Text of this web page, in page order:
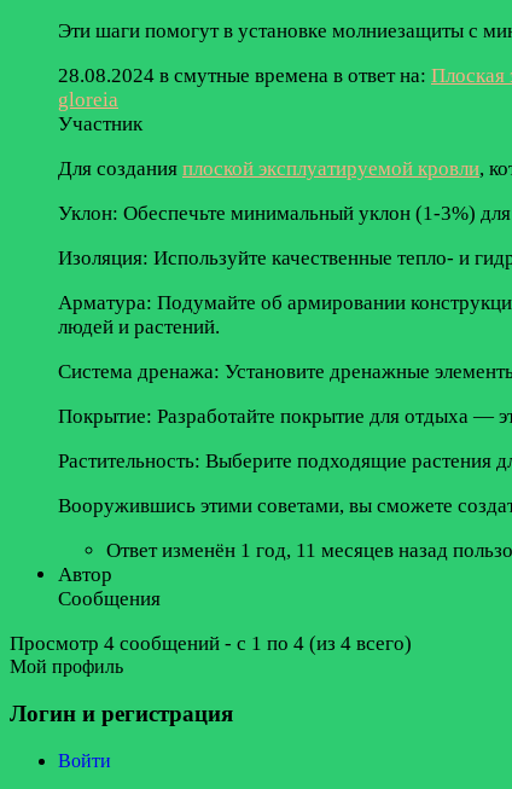
Эти шаги помогут в установке молниезащиты с
28.08.2024 в смутные времена в ответ на: Плоская
gloreia
Участник
Для создания плоской эксплуатируемой кровли,
Уклон: Обеспечьте минимальный уклон (1-3%)
Изоляция: Используйте качественные тепло- и
Арматура: Подумайте об армировании
людей и растений.
Система дренажа: Установите дренажные
Покрытие: Разработайте покрытие для отдыха —
Растительность: Выберите подходящие
Вооружившись этими советами, вы сможете
Ответ изменён 1 год, 11 месяцев назад
Автор
Сообщения
Просмотр 4 сообщений - с 1 по 4 (из 4 всего)
Мой профиль
Логин и регистрация
Войти